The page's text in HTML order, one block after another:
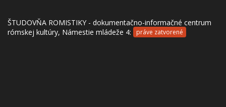
ŠTUDOVŇA ROMISTIKY - dokumentačno-informačné centrum
rómskej kultúry, Námestie mládeže 4:
práve zatvorené